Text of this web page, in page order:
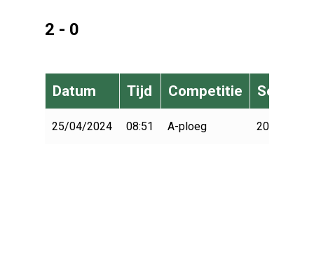
2 - 0
Datum Tijd Competitie Seizoen
25/04/2024 08:51 A-ploeg 2023-2024